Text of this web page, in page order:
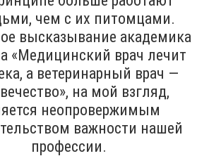
чем с их питомцами.
высказывание академика
«Медицинский врач лечит
а ветеринарный врач —
на мой взгляд,
неопровержимым
важности нашей
профессии.